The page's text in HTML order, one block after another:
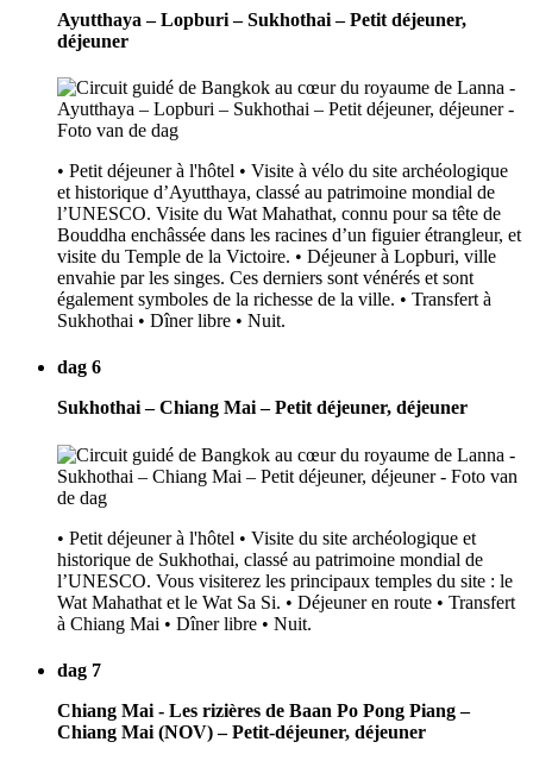
Ayutthaya – Lopburi – Sukhothai – Petit déjeuner,
déjeuner
• Petit déjeuner à l'hôtel • Visite à vélo du site archéologique
et historique d’Ayutthaya, classé au patrimoine mondial de
l’UNESCO. Visite du Wat Mahathat, connu pour sa tête de
Bouddha enchâssée dans les racines d’un figuier étrangleur, et
visite du Temple de la Victoire. • Déjeuner à Lopburi, ville
envahie par les singes. Ces derniers sont vénérés et sont
également symboles de la richesse de la ville. • Transfert à
Sukhothai • Dîner libre • Nuit.
dag 6
Sukhothai – Chiang Mai – Petit déjeuner, déjeuner
• Petit déjeuner à l'hôtel • Visite du site archéologique et
historique de Sukhothai, classé au patrimoine mondial de
l’UNESCO. Vous visiterez les principaux temples du site : le
Wat Mahathat et le Wat Sa Si. • Déjeuner en route • Transfert
à Chiang Mai • Dîner libre • Nuit.
dag 7
Chiang Mai - Les rizières de Baan Po Pong Piang –
Chiang Mai (NOV) – Petit-déjeuner, déjeuner